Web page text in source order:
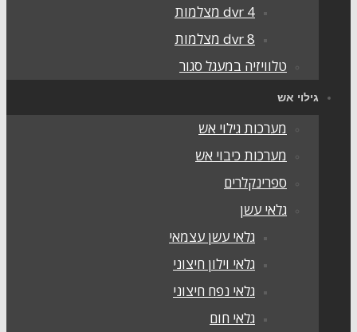
dvr 4 מצלמות
dvr 8 מצלמות
טלוויזיה במעגל סגור
אש
מערכות גילוי אש
מערכות כיבוי אש
ספרינקלרים
גלאי עשן
גלאי עשן עצמאי
גלאי וילון חיצוני
גלאי נפח חיצוני
גלאי חום